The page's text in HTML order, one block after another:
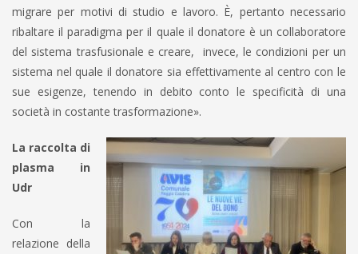
migrare per motivi di studio e lavoro. È, pertanto necessario
ribaltare il paradigma per il quale il donatore è un collaboratore
del sistema trasfusionale e creare, invece, le condizioni per un
sistema nel quale il donatore sia effettivamente al centro con le
sue esigenze, tenendo in debito conto le specificità di una
società in costante trasformazione».
La raccolta di
plasma in
Udr
Con la
relazione della